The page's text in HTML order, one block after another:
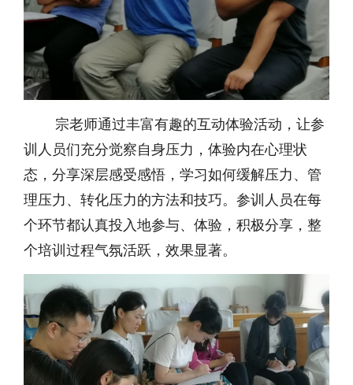
宗老师通过丰富有趣的互动体验活动，让参
训人员们充分觉察自身压力，体验内在心理状
态，分享深层感受感悟，学习如何缓解压力、管
理压力、转化压力的方法和技巧。参训人员在每
个环节都认真投入地参与、体验，积极分享，整
个培训过程气氛活跃，效果显著。